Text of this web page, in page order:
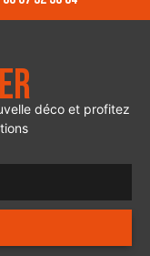
déco et profitez